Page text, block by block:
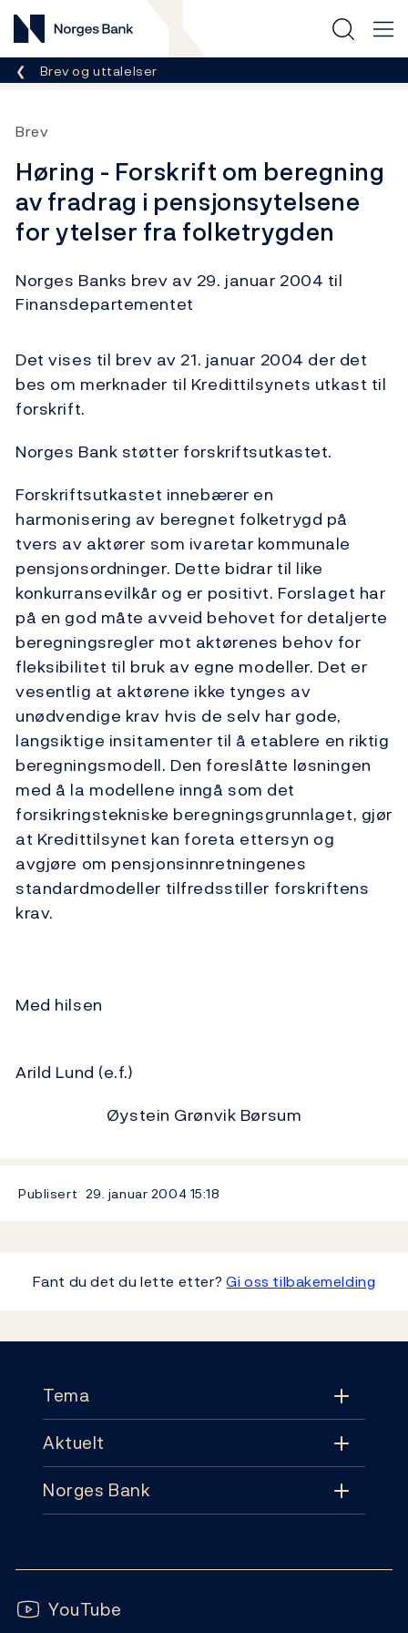
Norges Bank
Her er du nå:
Brev og uttalelser
Brev
Høring - Forskrift om beregning
av fradrag i pensjonsytelsene
for ytelser fra folketrygden
Norges Banks brev av 29. januar 2004 til
Finansdepartementet
Det vises til brev av 21. januar 2004 der det
bes om merknader til Kredittilsynets utkast til
forskrift.
Norges Bank støtter forskriftsutkastet.
Forskriftsutkastet innebærer en
harmonisering av beregnet folketrygd på
tvers av aktører som ivaretar kommunale
pensjonsordninger. Dette bidrar til like
konkurransevilkår og er positivt. Forslaget har
på en god måte avveid behovet for detaljerte
beregningsregler mot aktørenes behov for
fleksibilitet til bruk av egne modeller. Det er
vesentlig at aktørene ikke tynges av
unødvendige krav hvis de selv har gode,
langsiktige insitamenter til å etablere en riktig
beregningsmodell. Den foreslåtte løsningen
med å la modellene inngå som det
forsikringstekniske beregningsgrunnlaget, gjør
at Kredittilsynet kan foreta ettersyn og
avgjøre om pensjonsinnretningenes
standardmodeller tilfredsstiller forskriftens
krav.
Med hilsen
Arild Lund (e.f.)
Øystein Grønvik Børsum
Publisert 29. januar 2004 15:18
Fant du det du lette etter?Gi oss tilbakemelding
Tema
Tema
Pengepolitikk
Sedler og mynter
Aktuelt
Aktuelt
Publikasjoner
Norges Bank
Abonnement
Følg oss:
YouTube